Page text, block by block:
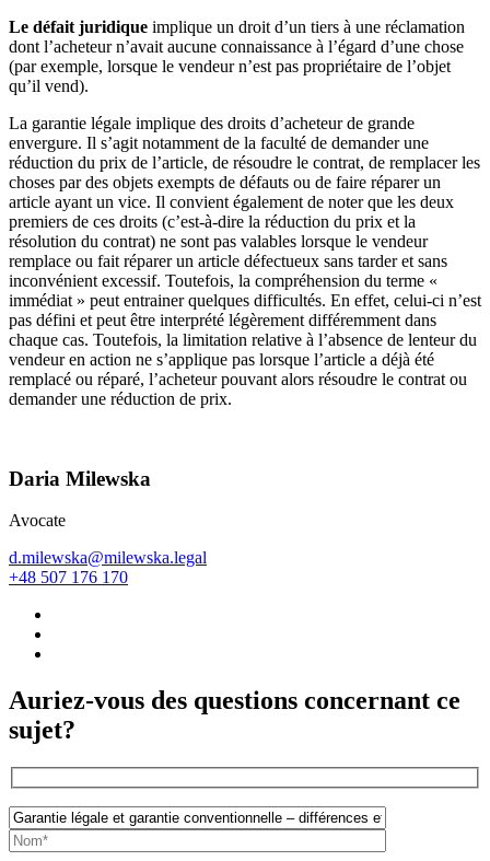
Le défait juridique implique un droit d’un tiers à une réclamation
dont l’acheteur n’avait aucune connaissance à l’égard d’une chose
(par exemple, lorsque le vendeur n’est pas propriétaire de l’objet
qu’il vend).
La garantie légale implique des droits d’acheteur de grande
envergure. Il s’agit notamment de la faculté de demander une
réduction du prix de l’article, de résoudre le contrat, de remplacer les
choses par des objets exempts de défauts ou de faire réparer un
article ayant un vice. Il convient également de noter que les deux
premiers de ces droits (c’est-à-dire la réduction du prix et la
résolution du contrat) ne sont pas valables lorsque le vendeur
remplace ou fait réparer un article défectueux sans tarder et sans
inconvénient excessif. Toutefois, la compréhension du terme «
immédiat » peut entrainer quelques difficultés. En effet, celui-ci n’est
pas défini et peut être interprété légèrement différemment dans
chaque cas. Toutefois, la limitation relative à l’absence de lenteur du
vendeur en action ne s’applique pas lorsque l’article a déjà été
remplacé ou réparé, l’acheteur pouvant alors résoudre le contrat ou
demander une réduction de prix.
Daria Milewska
Avocate
d.milewska@milewska.legal
+48 507 176 170
Auriez-vous des questions concernant ce
sujet?